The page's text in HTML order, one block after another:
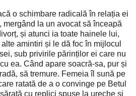
o schimbare radicală în relația ei
mergând la un avocat să înceapă
și atunci ia toate hainele lui,
amintiri și le dă foc în mijlocul
sub privirile părinților ei care nu
ea. Când apare soacră-sa, pur și
să tremure. Femeia îl sună pe
ratată de a o convinge pe Betul
cu replici spuse la ureche și